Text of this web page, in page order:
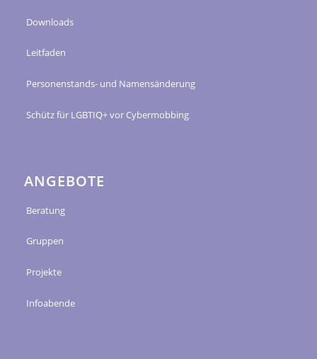
Downloads
Leitfaden
Personenstands- und Namensänderung
Schütz für LGBTIQ+ vor Cybermobbing
ANGEBOTE
Beratung
Gruppen
Projekte
Infoabende